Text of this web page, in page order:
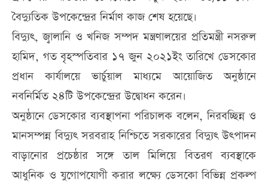
বৈদ্যুতিক উপকেন্দ্রের নির্মাণ কাজ শেষ হয়েছে।
বিদ্যুৎ, জ্বালানি ও খনিজ সম্পদ মন্ত্রণালয়ের প্রতিমন্ত্রী নসরুল
হামিদ, গত বৃহস্পতিবার ১৭ জুন ২০২১ইং তারিখে ডেসকোর
প্রধান কার্যালয়ে ভার্চুয়াল মাধ্যমে আয়োজিত অনুষ্ঠানে
নবনির্মিত ২৪টি উপকেন্দ্রের উদ্বোধন করেন।
অনুষ্ঠানে ডেসকোর ব্যবস্থাপনা পরিচালক বলেন, নিরবচ্ছিন্ন ও
মানসম্পন্ন বিদ্যুৎ সরবরাহ নিশ্চিতে সরকারের বিদ্যুৎ উৎপাদন
বাড়ানোর প্রচেষ্ঠার সঙ্গে তাল মিলিয়ে বিতরণ ব্যবস্থাকে
আধুনিক ও যুগোপযোগী করার লক্ষ্যে ডেসকো বিভিন্ন প্রকল্প